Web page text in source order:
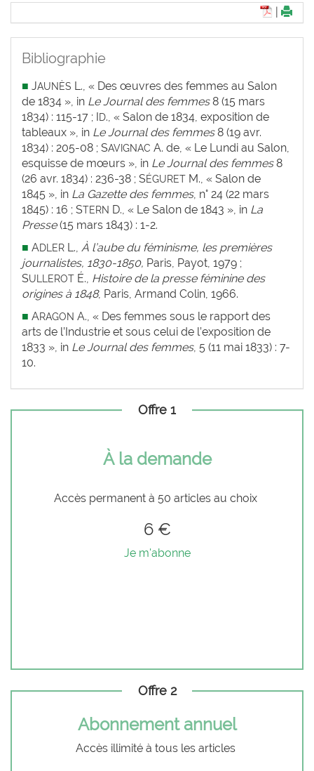
Bibliographie
■ JAUNÈS L., « Des œuvres des femmes au Salon
de 1834 », in Le Journal des femmes8 (15 mars
1834) : 115-17 ; ID., « Salon de 1834, exposition de
tableaux », in Le Journal des femmes8 (19 avr.
1834) : 205-08 ; SAVIGNAC A. de, « Le Lundi au Salon,
esquisse de mœurs », in Le Journal des femmes8
(26 avr. 1834) : 236-38 ; SÉGURET M., « Salon de
1845 », in La Gazette des femmes, n° 24 (22 mars
1845) : 16 ; STERN D., « Le Salon de 1843 », in La
Presse(15 mars 1843) : 1-2.
■ ADLER L., À l’aube du féminisme, les premières
journalistes, 1830-1850, Paris, Payot, 1979 ;
SULLEROT É., Histoire de la presse féminine des
origines à 1848, Paris, Armand Colin, 1966.
■ ARAGON A., « Des femmes sous le rapport des
arts de l’Industrie et sous celui de l’exposition de
1833 », in Le Journal des femmes, 5 (11 mai 1833) : 7-
10.
Offre 1
À la demande
Accès permanent à 50 articles au choix
6 €
Je m'abonne
Offre 2
Abonnement annuel
Accès illimité à tous les articles